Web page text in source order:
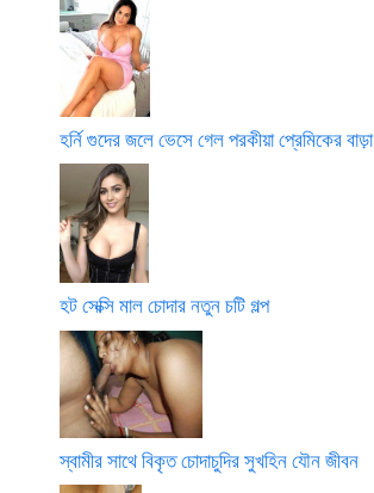
হর্নি গুদের জলে ভেসে গেল পরকীয়া প্রেমিকের বাড়া
হট সেক্সি মাল চোদার নতুন চটি গল্প
স্বামীর সাথে বিকৃত চোদাচুদির সুখহিন যৌন জীবন